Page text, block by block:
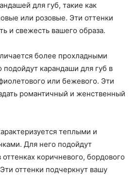
для губ, такие как
или розовые. Эти оттенки
и свежесть вашего образа.
более прохладными
подойдут карандаши для губ в
или бежевого. Эти
романтичный и женственный
теплыми и
Для него подойдут
коричневого, бордового
оттенки подчеркнут вашу